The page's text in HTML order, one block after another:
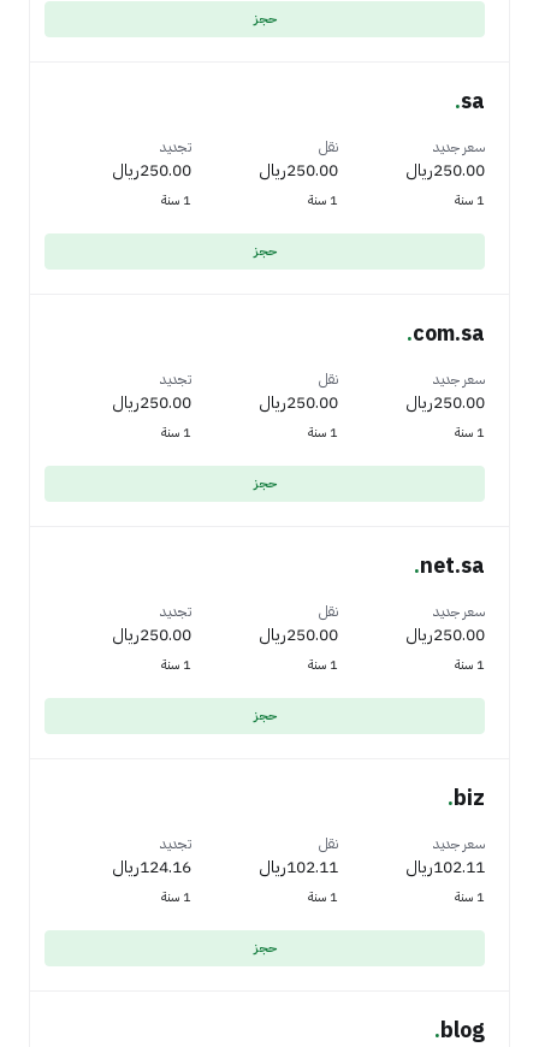
حجز
.sa
سعر جديد
250.00ريال
1 سنة
نقل
250.00ريال
1 سنة
تجديد
250.00ريال
1 سنة
حجز
.com.sa
سعر جديد
250.00ريال
1 سنة
نقل
250.00ريال
1 سنة
تجديد
250.00ريال
1 سنة
حجز
.net.sa
سعر جديد
250.00ريال
1 سنة
نقل
250.00ريال
1 سنة
تجديد
250.00ريال
1 سنة
حجز
.biz
سعر جديد
102.11ريال
1 سنة
نقل
102.11ريال
1 سنة
تجديد
124.16ريال
1 سنة
حجز
.blog